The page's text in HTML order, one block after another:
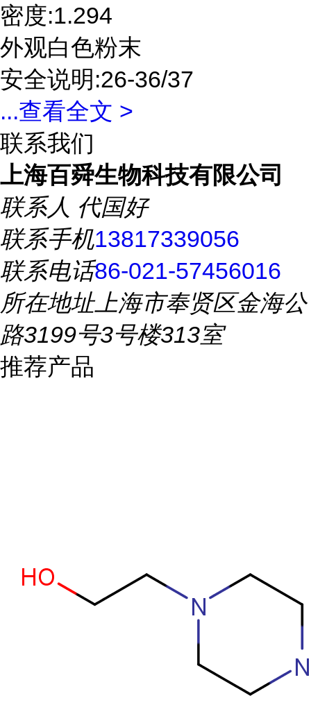
密度:1.294
外观白色粉末
安全说明:26-36/37
...查看全文 >
联系我们
上海百舜生物科技有限公司
联系人 代国好
联系手机13817339056
联系电话86-021-57456016
所在地址上海市奉贤区金海公
路3199号3号楼313室
推荐产品